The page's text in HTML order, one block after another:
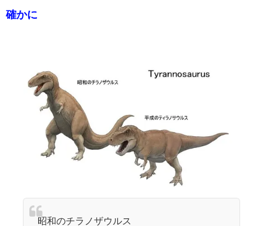
確かに
昭和のチラノザウルス